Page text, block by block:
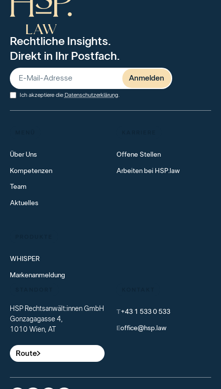
Rechtliche Insights.
Direkt in Ihr Postfach.
Ich akzeptiere die Datenschutzerklärung
Über Uns
Kompetenzen
Team
Aktuelles
Offene Stellen
Arbeiten bei HSP.law
WHISPER
Markenanmeldung
HSP Rechtsanwält:innen GmbH
Gonzagagasse 4,
1010 Wien, AT
Route
T+43 1 533 0 533
Eoffice@hsp.law